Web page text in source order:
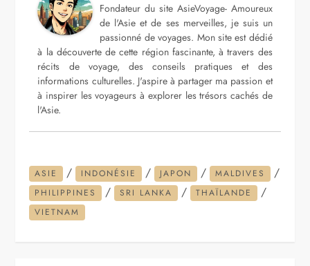
Fondateur du site AsieVoyage- Amoureux
de l'Asie et de ses merveilles, je suis un
passionné de voyages. Mon site est dédié
à la découverte de cette région fascinante, à travers des
récits de voyage, des conseils pratiques et des
informations culturelles. J'aspire à partager ma passion et
à inspirer les voyageurs à explorer les trésors cachés de
l'Asie.
ASIE / INDONÉSIE / JAPON / MALDIVES /
PHILIPPINES / SRI LANKA / THAÏLANDE /
VIETNAM